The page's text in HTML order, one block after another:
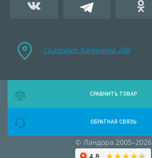
г.Барнаул, Калинина 24B
© Ландора 2005–2026
СРАВНИТЬ ТОВАР
ОБРАТНАЯ СВЯЗЬ